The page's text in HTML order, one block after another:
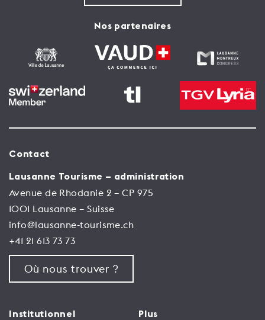
Nos partenaires
Contact
Lausanne Tourisme – administration
Avenue de Rhodanie 2 – CP 975
1001 Lausanne – Suisse
info@lausanne-tourisme.ch
+41 21 613 73 73
Où nous trouver ?
Institutionnel Plus